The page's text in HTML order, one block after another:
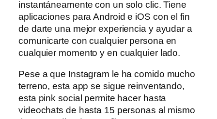
instantáneamente con un solo clic. Tiene
aplicaciones para Android e iOS con el fin
de darte una mejor experiencia y ayudar a
comunicarte con cualquier persona en
cualquier momento y en cualquier lado.
Pese a que Instagram le ha comido mucho
terreno, esta app se sigue reinventando,
esta pink social permite hacer hasta
videochats de hasta 15 personas al mismo